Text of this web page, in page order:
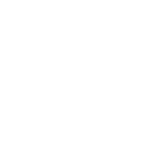
택한 기간의 이전 날짜부터 선택됩니다.